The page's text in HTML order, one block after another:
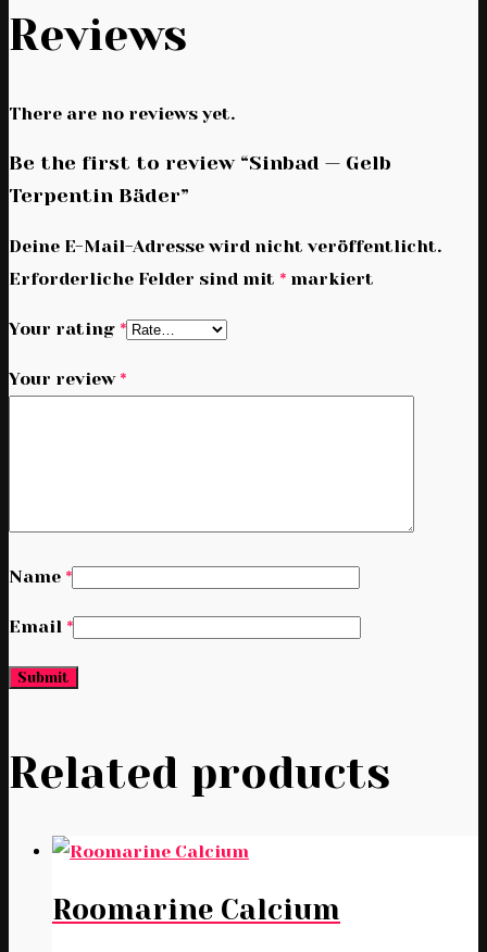
Reviews
There are no reviews yet.
Be the first to review “Sinbad — Gelb
Terpentin Bäder”
Deine E-Mail-Adresse wird nicht veröffentlicht.
Erforderliche Felder sind mit * markiert
Your rating *
Your review *
Name *
Email *
Related products
Roomarine Calcium